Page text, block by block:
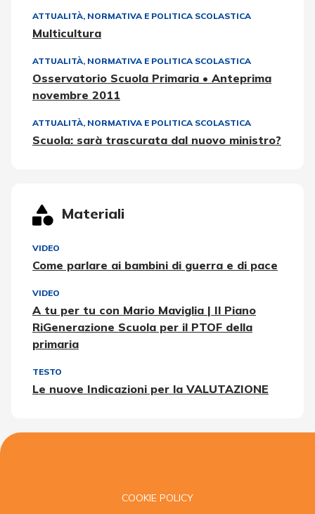
ATTUALITÀ, NORMATIVA E POLITICA SCOLASTICA
Multicultura
ATTUALITÀ, NORMATIVA E POLITICA SCOLASTICA
Osservatorio Scuola Primaria • Anteprima
novembre 2011
ATTUALITÀ, NORMATIVA E POLITICA SCOLASTICA
Scuola: sarà trascurata dal nuovo ministro?
Materiali
VIDEO
Come parlare ai bambini di guerra e di pace
VIDEO
A tu per tu con Mario Maviglia | Il Piano
RiGenerazione Scuola per il PTOF della
primaria
TESTO
Le nuove Indicazioni per la VALUTAZIONE
COOKIE POLICY